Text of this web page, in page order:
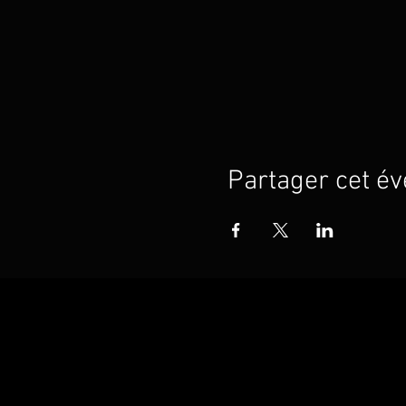
Partager cet